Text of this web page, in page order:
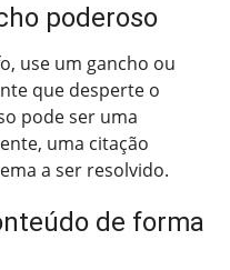
poderoso
use um gancho ou
que desperte o
pode ser uma
uma citação
a ser resolvido.
de forma